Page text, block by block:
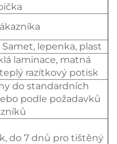
Samet, lepenka, plast
laminace, matná
razítkový potisk
do standardních
podle požadavků
do 7 dnů pro tištěný